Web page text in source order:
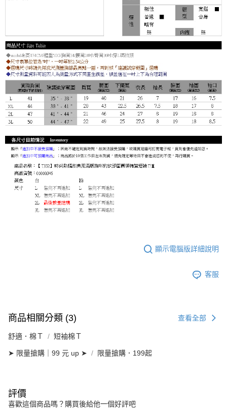
顯示電腦版詳細說明
客服
商品相關分類 (3) 查看全部
舒適．棉Ｔ 短袖棉Ｔ
➤ 限量搶購｜99 元 up ➤ 限量搶購．199起
評價
喜歡這個商品嗎？購買後給他一個好評吧